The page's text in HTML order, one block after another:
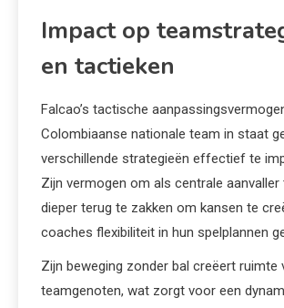
Impact op
en tactieken
Falcao’s tactische
Colombiaanse nationale team in staat
verschillende strategieën effectief te
Zijn vermogen om als centrale
dieper terug te zakken om kansen te
coaches flexibiliteit in hun spelplannen
Zijn beweging zonder bal creëert ruimte
teamgenoten, wat zorgt voor een